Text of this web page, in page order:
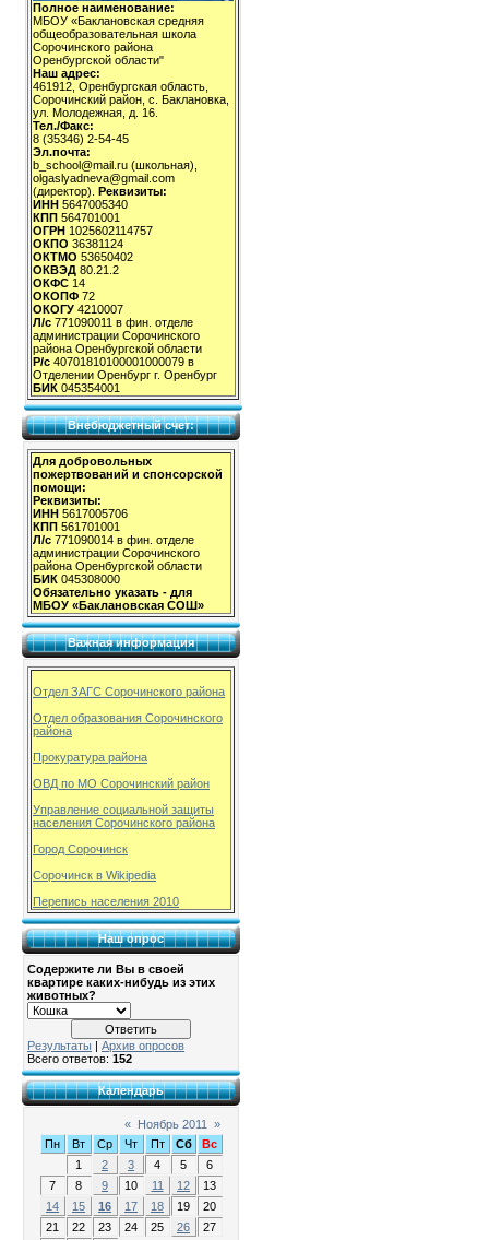
Полное наименование:
МБОУ «Баклановская средняя
общеобразовательная школа
Сорочинского района
Оренбургской области"
Наш адрес:
461912, Оренбургская область,
Сорочинский район, с. Баклановка,
ул. Молодежная, д. 16.
Тел./Факс:
8 (35346) 2-54-45
Эл.почта:
b_school@mail.ru (школьная),
olgaslyadneva@gmail.com
(директор). Реквизиты:
ИНН 5647005340
КПП 564701001
ОГРН 1025602114757
ОКПО 36381124
ОКТМО 53650402
ОКВЭД 80.21.2
ОКФС 14
ОКОПФ 72
ОКОГУ 4210007
Л/с 771090011 в фин. отделе
администрации Сорочинского
района Оренбургской области
Р/с 40701810100001000079 в
Отделении Оренбург г. Оренбург
БИК 045354001
Внебюджетный счет:
Для добровольных
пожертвований и спонсорской
помощи:
Реквизиты:
ИНН 5617005706
КПП 561701001
Л/с 771090014 в фин. отделе
администрации Сорочинского
района Оренбургской области
БИК 045308000
Обязательно указать - для
МБОУ «Баклановская СОШ»
Важная информация
Отдел ЗАГС Сорочинского района
Отдел образования Сорочинского
района
Прокуратура района
ОВД по МО Сорочинский район
Управление социальной защиты
населения Сорочинского района
Город Сорочинск
Сорочинск в Wikipedia
Перепись населения 2010
Наш опрос
Содержите ли Вы в своей
квартире каких-нибудь из этих
животных?
Результаты
Архив опросов
Всего ответов: 152
Календарь
« Ноябрь 2011 »
Пн
Вт Ср Чт Пт Сб
Вс
1
2 3 4 5
6
7
8 9 10 11 12
13
14
15 16 17 18 19
20
21
22 23 24 25 26
27